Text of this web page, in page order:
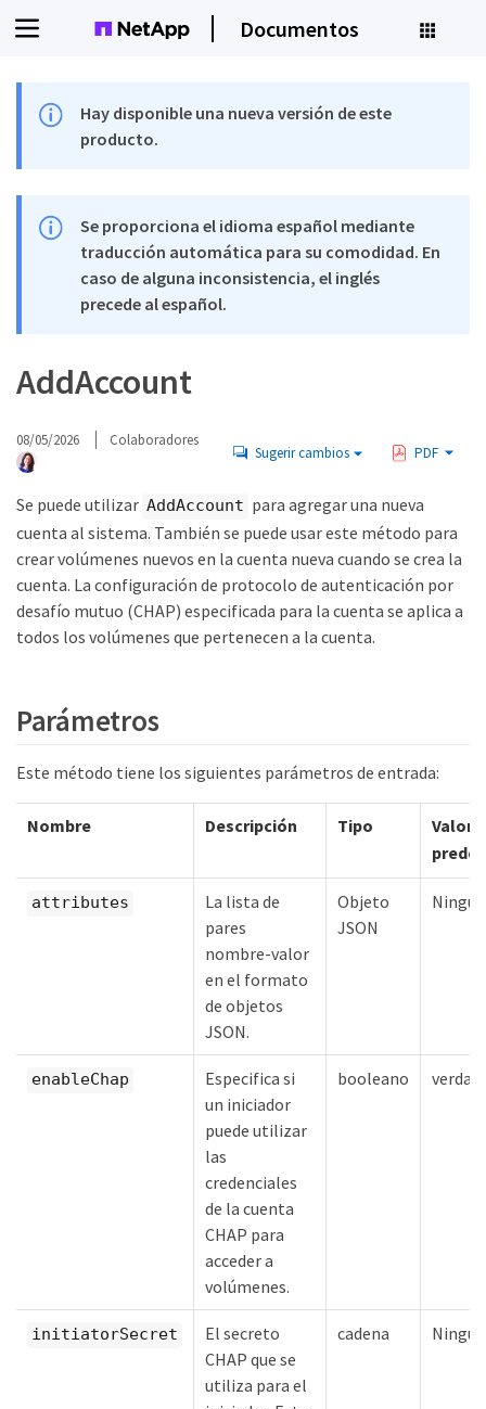
Documentos
Hay disponible una nueva versión de este
producto.
Se proporciona el idioma español mediante
traducción automática para su comodidad. En
caso de alguna inconsistencia, el inglés
precede al español.
AddAccount
08/05/2026 Colaboradores
Sugerir cambios PDF
Se puede utilizar AddAccount para agregar una nueva
cuenta al sistema. También se puede usar este método para
crear volúmenes nuevos en la cuenta nueva cuando se crea la
cuenta. La configuración de protocolo de autenticación por
desafío mutuo (CHAP) especificada para la cuenta se aplica a
todos los volúmenes que pertenecen a la cuenta.
Parámetros
Este método tiene los siguientes parámetros de entrada:
Nombre Descripción Tipo
Valor
attributes
La lista de
pares
nombre-valor
en el formato
de objetos
JSON.
Objeto
JSON
enableChap
Especifica si
un iniciador
puede utilizar
las
credenciales
de la cuenta
CHAP para
acceder a
volúmenes.
booleano
initiatorSecret
El secreto
CHAP que se
utiliza para el
cadena